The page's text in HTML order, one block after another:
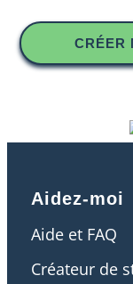
CRÉER
Aidez-moi
Aide et FAQ
Créateur de